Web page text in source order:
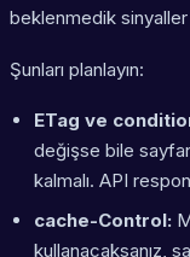
beklenmedik sinyaller
Şunları planlayın:
ETag ve
değişse bile
kalmalı. API
cache-Control:
kullanacaksanız,